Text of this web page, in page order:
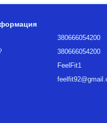
380666054200
380666054200
FeelFit1